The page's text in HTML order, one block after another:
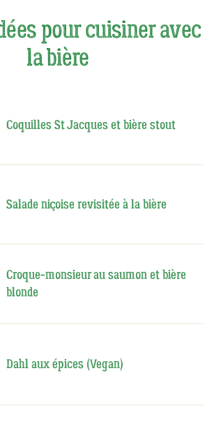
pour cuisiner avec
la bière
Coquilles St Jacques et bière stout
Salade niçoise revisitée à la bière
Croque-monsieur au saumon et bière
blonde
Dahl aux épices (Vegan)